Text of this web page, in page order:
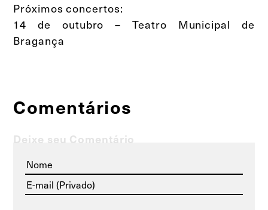
Próximos concertos:
14 de outubro – Teatro Municipal de
Bragança
Comentários
Deixe seu Comentário